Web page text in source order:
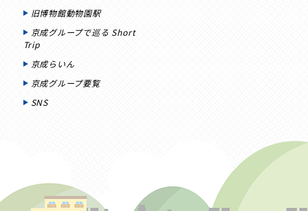
旧博物館動物園駅
京成グループで巡る Short
Trip
京成らいん
京成グループ要覧
SNS